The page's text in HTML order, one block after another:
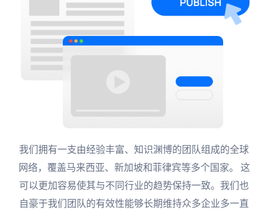
我们拥有一支由经验丰富、知识渊博的团队组成的全球
网络，覆盖马来西亚、新加坡和菲律宾等多个国家。 这
可以更加容易使其与不同行业的趋势保持一致。我们也
自豪于我们团队的有效性能够长期维持众多企业多一直